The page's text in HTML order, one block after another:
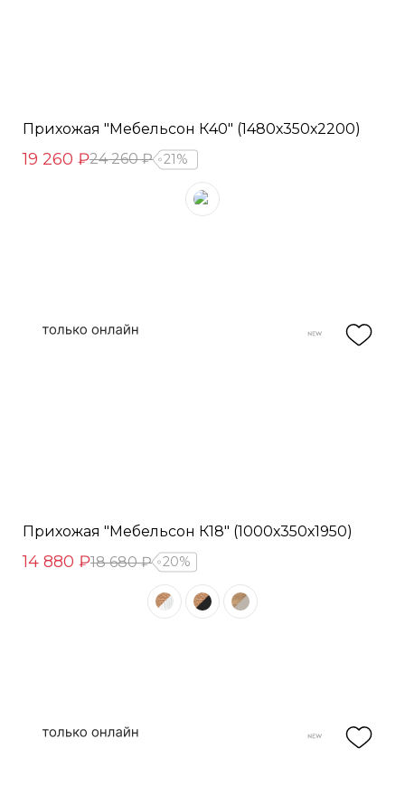
Прихожая "Мебельсон К40" (1480х350х2200)
19 260 ₽24 260 ₽ 21%
Прихожая "Мебельсон К18" (1000х350х1950)
14 880 ₽18 680 ₽ 20%